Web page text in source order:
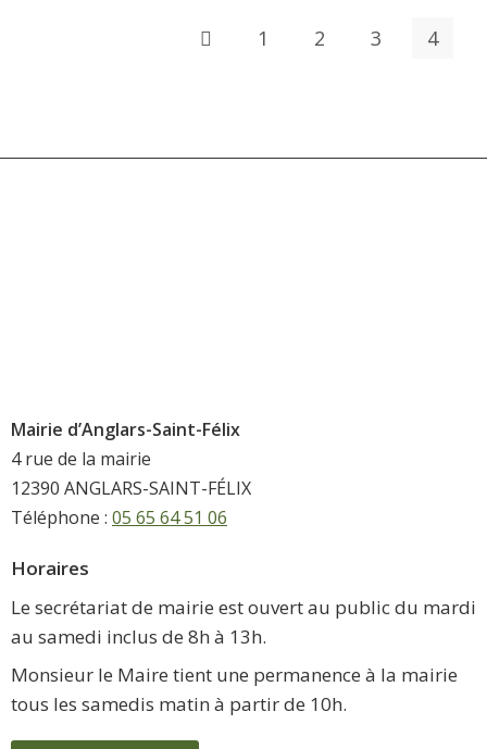
1 2 3 4
Mairie d’Anglars-Saint-Félix
4 rue de la mairie
12390 ANGLARS-SAINT-FÉLIX
Téléphone : 05 65 64 51 06
Horaires
Le secrétariat de mairie est ouvert au public du mardi
au samedi inclus de 8h à 13h.
Monsieur le Maire tient une permanence à la mairie
tous les samedis matin à partir de 10h.